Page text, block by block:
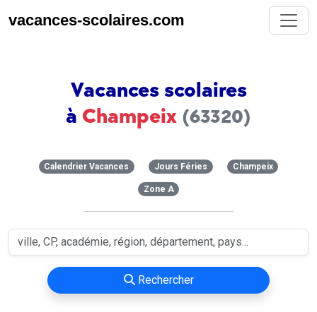
vacances-scolaires.com
Vacances scolaires
à Champeix (63320)
Calendrier Vacances Jours Féries Champeix
Zone A
Rechercher